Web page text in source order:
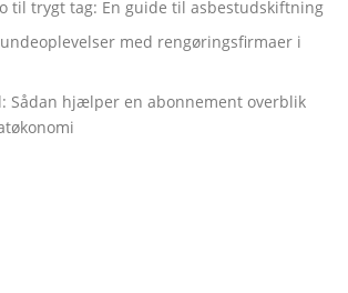
til trygt tag: En guide til asbestudskiftning
med rengøringsfirmaer i
Sådan hjælper en abonnement overblik